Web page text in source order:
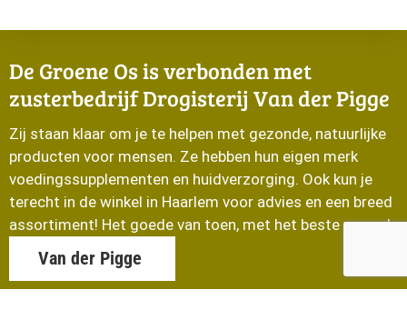
De Groene Os is verbonden met
zusterbedrijf Drogisterij Van der Pigge
Zij staan klaar om je te helpen met gezonde, natuurlijke
producten voor mensen. Ze hebben hun eigen merk
voedingssupplementen en huidverzorging. Ook kun je
terecht in de winkel in Haarlem voor advies en een breed
assortiment! Het goede van toen, met het beste van nu!
Van der Pigge